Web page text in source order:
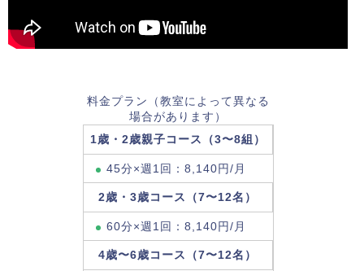
料金プラン（教室によって異なる
場合があります）
1歳・2歳親子コース（3〜8組）
45分×週1回：8,140円/月
2歳・3歳コース（7〜12名）
60分×週1回：8,140円/月
4歳〜6歳コース（7〜12名）